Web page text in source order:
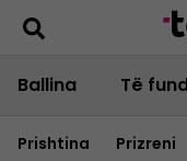
Ballina Të
Prishtina Prizreni